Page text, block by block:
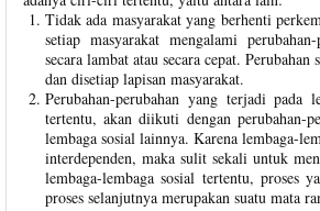
Tidak ada masyarakat yang berhenti
setiap masyarakat mengalami
secara lambat atau secara cepat.
dan disetiap lapisan masyarakat.
Perubahan-perubahan yang terjadi pada
tertentu, akan diikuti dengan perubahan-
lembaga sosial lainnya. Karena lembaga-
interdependen, maka sulit sekali untuk
lembaga-lembaga sosial tertentu, proses
proses selanjutnya merupakan suatu mata